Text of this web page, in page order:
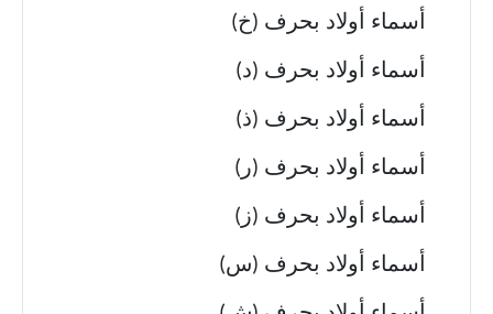
أسماء أولاد بحرف (خ)
أسماء أولاد بحرف (د)
أسماء أولاد بحرف (ذ)
أسماء أولاد بحرف (ر)
أسماء أولاد بحرف (ز)
أسماء أولاد بحرف (س)